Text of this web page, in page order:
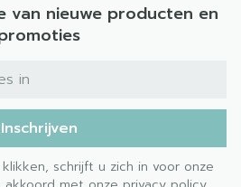
van nieuwe producten en
Inschrijven
schrijft u zich in voor onze